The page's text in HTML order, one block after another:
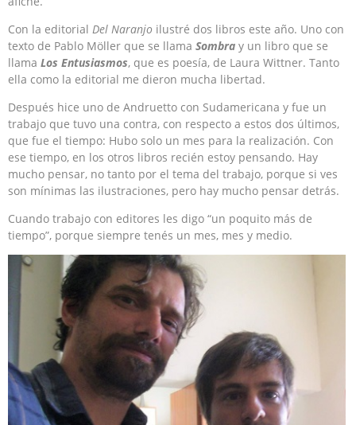
Con la editorial Del Naranjo ilustré dos libros este año. Uno con
texto de Pablo Möller que se llama Sombra y un libro que se
llama Los Entusiasmos, que es poesía, de Laura Wittner. Tanto
ella como la editorial me dieron mucha libertad.
Después hice uno de Andruetto con Sudamericana y fue un
trabajo que tuvo una contra, con respecto a estos dos últimos,
que fue el tiempo: Hubo solo un mes para la realización. Con
ese tiempo, en los otros libros recién estoy pensando. Hay
mucho pensar, no tanto por el tema del trabajo, porque si ves
son mínimas las ilustraciones, pero hay mucho pensar detrás.
Cuando trabajo con editores les digo “un poquito más de
tiempo”, porque siempre tenés un mes, mes y medio.